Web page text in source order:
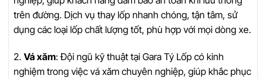
trên đường. Dịch vụ thay lốp nhanh chóng, tận tâm, sử
dụng các loại lốp chất lượng tốt, phù hợp với mọi dòng xe.
2. Vá xăm: Đội ngũ kỹ thuật tại Gara Tý Lốp có kinh
nghiệm trong việc vá xăm chuyên nghiệp, giúp khắc phục